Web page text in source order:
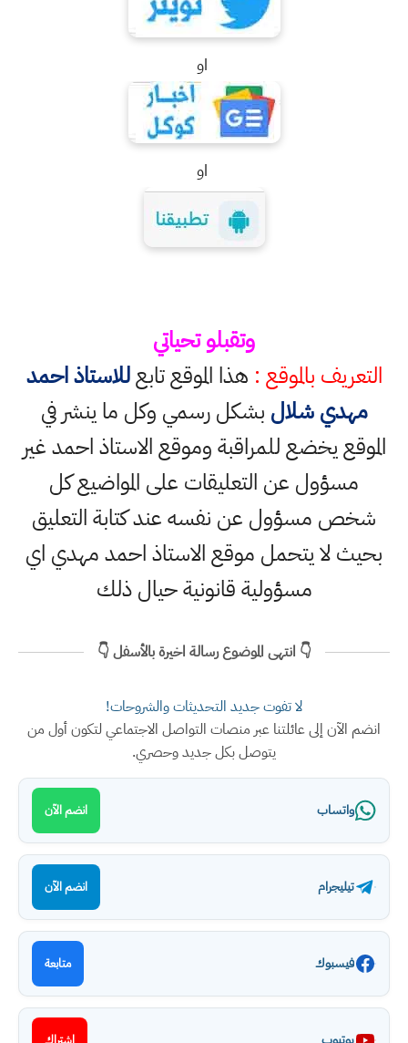
او
او
وتقبلو تحياتي
التعريف بالموقع : هذا الموقع تابعللاستاذ احمد
مهدي شلال بشكل رسمي وكل ما ينشر في
الموقع يخضع للمراقبة وموقع الاستاذ احمد غير
مسؤول عن التعليقات على المواضيع كل
شخص مسؤول عن نفسه عند كتابة التعليق
بحيث لا يتحمل موقع الاستاذ احمد مهدي اي
مسؤولية قانونية حيال ذلك
👇 انتهى الموضوع رسالة اخيرة بالأسفل 👇
لا تفوت جديد التحديثات والشروحات!
انضم الآن إلى عائلتنا عبر منصات التواصل الاجتماعي لتكون أول من
يتوصل بكل جديد وحصري.
واتساب انضم الآن
تيليجرام انضم الآن
فيسبوك متابعة